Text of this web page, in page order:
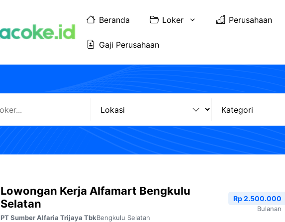
Beranda Loker Perusahaan
Gaji Perusahaan
Lowongan Kerja Alfamart Bengkulu
Selatan
PT Sumber Alfaria Trijaya TbkBengkulu Selatan
Rp 2.500.000
Bulanan